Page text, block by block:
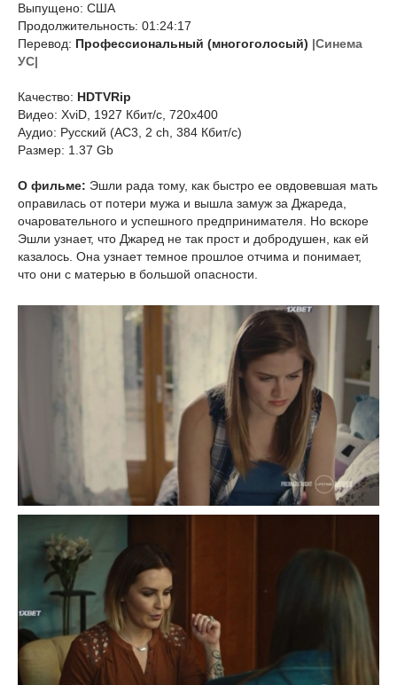
Выпущено: США
Продолжительность: 01:24:17
Перевод: Профессиональный (многоголосый) |Синема
УС|
Качество: HDTVRip
Видео: XviD, 1927 Кбит/с, 720x400
Аудио: Русский (AC3, 2 ch, 384 Кбит/с)
Размер: 1.37 Gb
О фильме: Эшли рада тому, как быстро ее овдовевшая мать
оправилась от потери мужа и вышла замуж за Джареда,
очаровательного и успешного предпринимателя. Но вскоре
Эшли узнает, что Джаред не так прост и добродушен, как ей
казалось. Она узнает темное прошлое отчима и понимает,
что они с матерью в большой опасности.